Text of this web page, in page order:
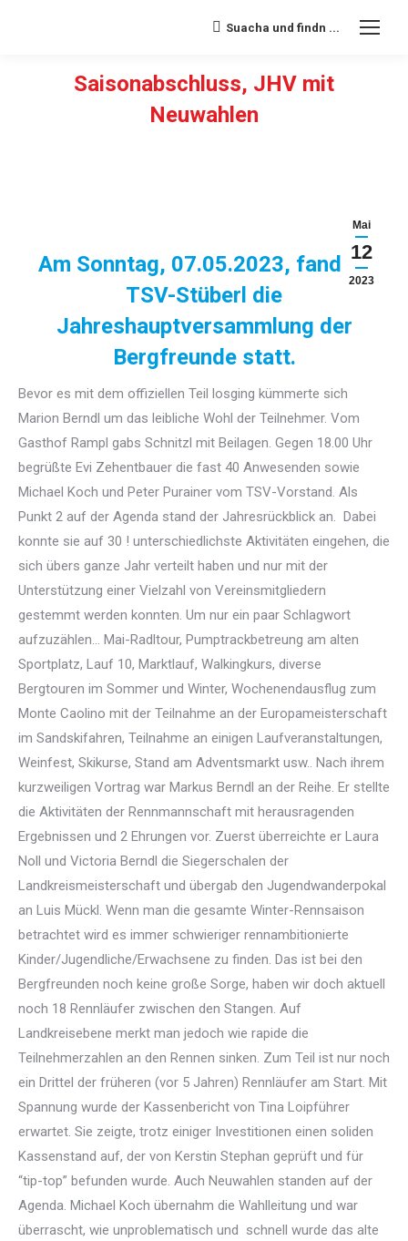
Search:
Suacha und findn ...
Saisonabschluss, JHV mit
Neuwahlen
Mai
12
2023
Am Sonntag, 07.05.2023, fand im
TSV-Stüberl die
Jahreshauptversammlung der
Bergfreunde statt.
Bevor es mit dem offiziellen Teil losging kümmerte sich
Marion Berndl um das leibliche Wohl der Teilnehmer. Vom
Gasthof Rampl gabs Schnitzl mit Beilagen. Gegen 18.00 Uhr
begrüßte Evi Zehentbauer die fast 40 Anwesenden sowie
Michael Koch und Peter Purainer vom TSV-Vorstand. Als
Punkt 2 auf der Agenda stand der Jahresrückblick an. Dabei
konnte sie auf 30 ! unterschiedlichste Aktivitäten eingehen, die
sich übers ganze Jahr verteilt haben und nur mit der
Unterstützung einer Vielzahl von Vereinsmitgliedern
gestemmt werden konnten. Um nur ein paar Schlagwort
aufzuzählen… Mai-Radltour, Pumptrackbetreung am alten
Sportplatz, Lauf 10, Marktlauf, Walkingkurs, diverse
Bergtouren im Sommer und Winter, Wochenendausflug zum
Monte Caolino mit der Teilnahme an der Europameisterschaft
im Sandskifahren, Teilnahme an einigen Laufveranstaltungen,
Weinfest, Skikurse, Stand am Adventsmarkt usw.. Nach ihrem
kurzweiligen Vortrag war Markus Berndl an der Reihe. Er stellte
die Aktivitäten der Rennmannschaft mit herausragenden
Ergebnissen und 2 Ehrungen vor. Zuerst überreichte er Laura
Noll und Victoria Berndl die Siegerschalen der
Landkreismeisterschaft und übergab den Jugendwanderpokal
an Luis Mückl. Wenn man die gesamte Winter-Rennsaison
betrachtet wird es immer schwieriger rennambitionierte
Kinder/Jugendliche/Erwachsene zu finden. Das ist bei den
Bergfreunden noch keine große Sorge, haben wir doch aktuell
noch 18 Rennläufer zwischen den Stangen. Auf
Landkreisebene merkt man jedoch wie rapide die
Teilnehmerzahlen an den Rennen sinken. Zum Teil ist nur noch
ein Drittel der früheren (vor 5 Jahren) Rennläufer am Start. Mit
Spannung wurde der Kassenbericht von Tina Loipführer
erwartet. Sie zeigte, trotz einiger Investitionen einen soliden
Kassenstand auf, der von Kerstin Stephan geprüft und für
“tip-top” befunden wurde. Auch Neuwahlen standen auf der
Agenda. Michael Koch übernahm die Wahlleitung und war
überrascht, wie unproblematisch und schnell wurde das alte